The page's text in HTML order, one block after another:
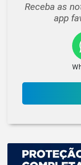
Receba as
app